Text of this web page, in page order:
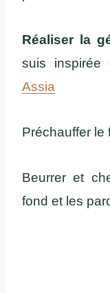
Réaliser la
suis
Assia
Préchauffer le
Beurrer et
fond et les